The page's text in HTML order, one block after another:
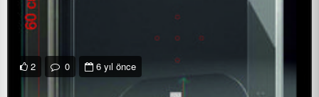
2 0 6 yıl önce